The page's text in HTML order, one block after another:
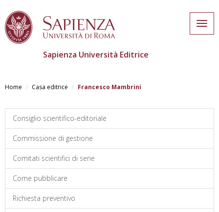
contenuto
Sapienza Università Editrice
Home Casa editrice Francesco Mambrini
Consiglio scientifico-editoriale
Commissione di gestione
Comitati scientifici di serie
Come pubblicare
Richiesta preventivo